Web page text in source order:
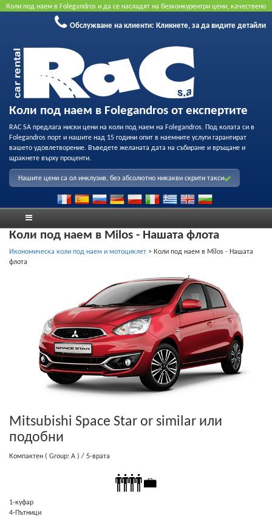
Коли под наем в Folegandros и да се насладят на безконкурентри цени, качествено
обслужване и възможност за професионален запис на нашия флот. Резервирайте
онлайн, за да получите най-добрата цена. Не се изисква кредитна карта.
Обслужване на клиенти: Кликнете, за да видите детайли
Коли под наем в Folegandros от експертите
RAC SA предлага ниски цени на коли под наем на Folegandros. Под колата си в
Folegandros порт и нашите над 15 години опит в наемните услуги гарантират
вашето удовлетворение. Въведете желаната дата на събиране и връщане и
щракнете върху проценти.
Нашите цени са ол инклузив, без абсолютно никакви скрити такси
Коли под наем в Milos - Нашата флота
Икономическа коли под наем и мотоциклет > Коли под наем в Milos - Нашата
флота
Mitsubishi Space Star or similar или
подобни
Компактен ( Group: A ) / 5-врата
1-куфар
4-Пътници